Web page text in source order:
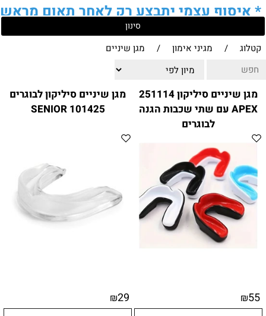
*איסוף עצמי יתבצע רק לאחר תאום מראש
של הלקוח מול נציגנו!
לבירור נוסף ניתן ליצור עמנו קשר:
ווטצאפ הודעות בלבד ):
מענה טלפוני: 04-8411075
,
04-8411010
בין השעות 9:00-17:00
לחיצת כפתור
"צור קשר"
דוא"ל:citysport1@013.net
citysport2@013.net
סינון
קטלוג / מגיני אימון / מגן שיניים
מגן שיניים סיליקון 251114
APEX עם שתי שכבות הגנה
לבוגרים
₪55
מגן שיניים סיליקון לבוגרים
101425 SENIOR
₪29